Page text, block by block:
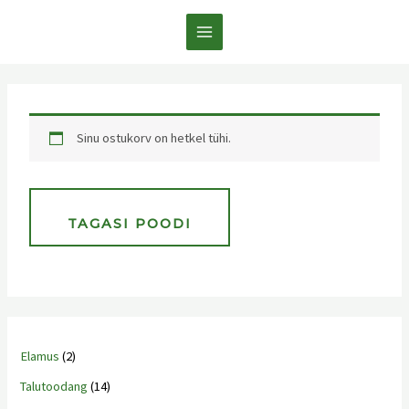
Sinu ostukorv on hetkel tühi.
TAGASI POODI
Elamus 2
Talutoodang 14